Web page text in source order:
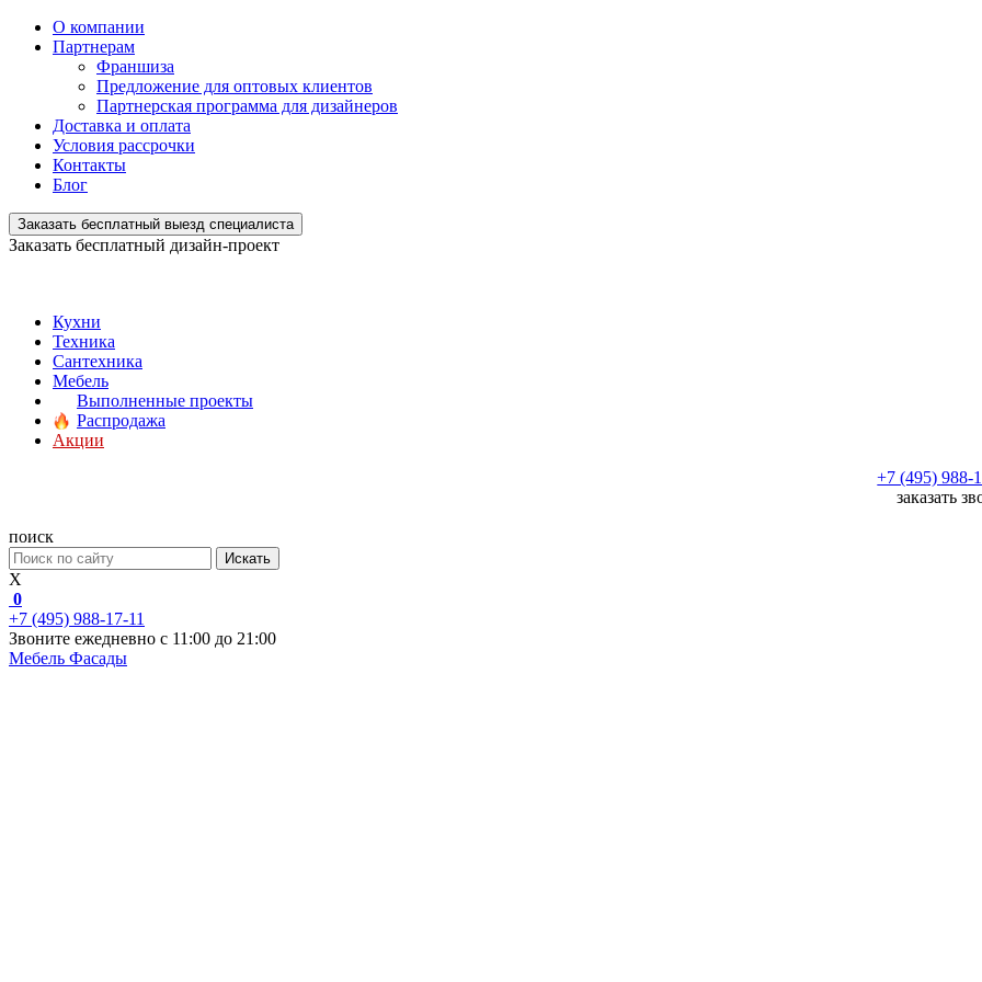
О компании
Партнерам
Франшиза
Предложение для оптовых клиентов
Партнерская программа для дизайнеров
Доставка и оплата
Условия рассрочки
Контакты
Блог
Заказать бесплатный выезд специалиста
Заказать бесплатный дизайн-проект
Кухни
Техника
Сантехника
Мебель
Выполненные проекты
Распродажа
Акции
+7 (495) 988-
заказать
поиск
Искать
X
0
+7 (495) 988-17-11
Звоните ежедневно с 11:00 до 21:00
Мебель Фасады